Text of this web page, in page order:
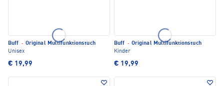
Buff · Original Multifunktionstuch
Unisex
€ 19,99
Buff · Original Multifunktionstuch
Kinder
€ 19,99